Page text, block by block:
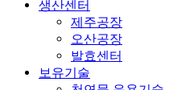
생산센터
제주공장
오산공장
발효센터
보유기술